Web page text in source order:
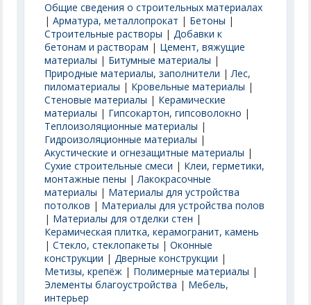
Общие сведения о строительных материалах
|Арматура, металлопрокат | Бетоны |
Строительные растворы |Добавки к
бетонам и растворам | Цемент, вяжущие
материалы | Битумные материалы |
Природные материалы, заполнители |Лес,
пиломатериалы | Кровельные материалы |
Стеновые материалы | Керамические
материалы | Гипсокартон, гипсоволокно |
Теплоизоляционные материалы |
Гидроизоляционные материалы |
Акустические и огнезащитные материалы |
Сухие строительные смеси | Клеи, герметики,
монтажные пены |Лакокрасочные
материалы | Материалы для устройства
потолков | Материалы для устройства полов
| Материалы для отделки стен |
Керамическая плитка, керамогранит, камень
|Стекло, стеклопакеты |Оконные
конструкции |Дверные конструкции |
Метизы, крепёж | Полимерные материалы |
Элементы благоустройства | Мебель,
интерьер